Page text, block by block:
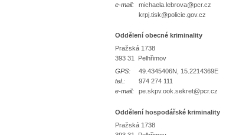
e-mail:
michaela.lebrova@pcr.cz
krpj.tisk@policie.gov.cz
Oddělení obecné kriminality
Pražská 1738
393 31 Pelhřimov
GPS:
49.4345406N, 15.2214369E
tel.:
974 274 111
e-mail:
pe.skpv.ook.sekret@pcr.cz
Oddělení hospodářské kriminality
Pražská 1738